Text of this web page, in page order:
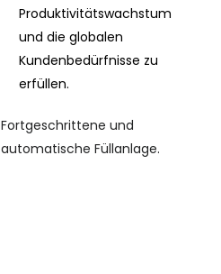
Produktivitätswachstum
und die globalen
Kundenbedürfnisse zu
erfüllen.
Fortgeschrittene und
automatische Füllanlage.